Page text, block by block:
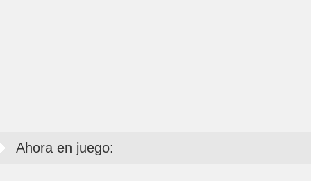
Ahora en juego: